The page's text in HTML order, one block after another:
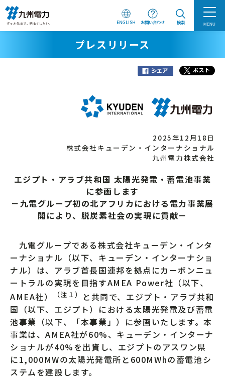
ENGLISH お問い合わせ 検索 MENU
プレスリリース
2025年12月18日
株式会社キューデン・インターナショナル
九州電力株式会社
エジプト・アラブ共和国 太陽光発電・蓄電池事業
に参画します
－九電グループ初の北アフリカにおける電力事業展
開により、脱炭素社会の実現に貢献－
九電グループである株式会社キューデン・インタ
ーナショナル（以下、キューデン・インターナショ
ナル）は、アラブ首長国連邦を拠点にカーボンニュ
ートラルの実現を目指すAMEA Power社（以下、
AMEA社）
（注１）
と共同で、エジプト・アラブ共和
国（以下、エジプト）における太陽光発電及び蓄電
池事業（以下、「本事業」）に参画いたします。本
事業は、AMEA社が60%、キューデン・インターナ
ショナルが40%を出資し、エジプトのアスワン県
に1,000MWの太陽光発電所と600MWhの蓄電池シ
ステムを建設します。